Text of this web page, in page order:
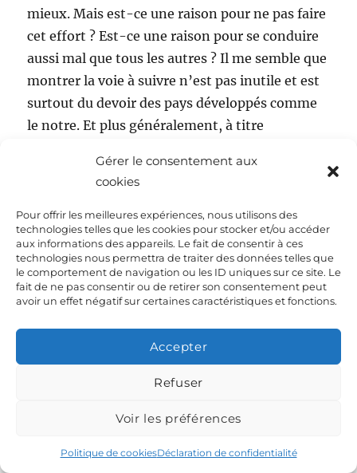
Gérer le consentement aux
cookies
Pour offrir les meilleures expériences, nous utilisons des
technologies telles que les cookies pour stocker et/ou accéder
aux informations des appareils. Le fait de consentir à ces
technologies nous permettra de traiter des données telles que
le comportement de navigation ou les ID uniques sur ce site. Le
fait de ne pas consentir ou de retirer son consentement peut
avoir un effet négatif sur certaines caractéristiques et fonctions.
Accepter
Refuser
Voir les préférences
Politique de cookiesDéclaration de confidentialité
mieux. Mais est-ce une raison pour ne pas faire
cet effort ? Est-ce une raison pour se conduire
aussi mal que tous les autres ? Il me semble que
montrer la voie à suivre n’est pas inutile et est
surtout du devoir des pays développés comme
le notre. Et plus généralement, à titre
comment se conduisent tous les …. qui
considère comme correcte. Donc l’argument
"les autres le font alors je vais pas me géner"
ne me touche pas.
Pour Montagnard : on ne remplacera pas tout
le transport routier par du ferroutage, ni même
50%. Mais reorienter une bonne part du traffic
priorité (pour polluer moins, pour désengorger
Chaque effort est à faire, une somme de petits